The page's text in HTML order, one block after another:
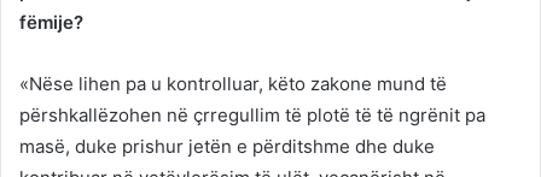
fëmije?
«Nëse lihen pa u kontrolluar, këto zakone mund të
përshkallëzohen në çrregullim të plotë të të ngrënit pa
masë, duke prishur jetën e përditshme dhe duke